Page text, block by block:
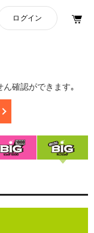
確認ができます｡